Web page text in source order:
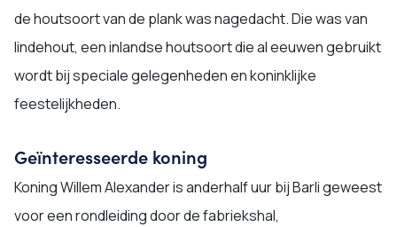
de houtsoort van de plank was nagedacht. Die was van
lindehout, een inlandse houtsoort die al eeuwen gebruikt
wordt bij speciale gelegenheden en koninklijke
feestelijkheden.
Geïnteresseerde koning
Koning Willem Alexander is anderhalf uur bij Barli geweest
voor een rondleiding door de fabriekshal,